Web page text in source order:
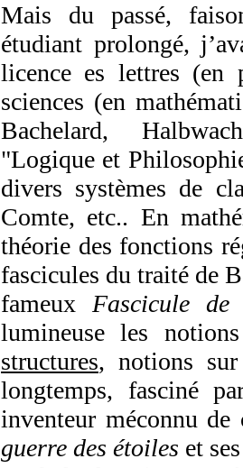
Mais du passé,
étudiant prolongé,
licence es lettres (en
sciences (en
Bachelard,
"Logique et
divers systèmes de
Comte, etc.. En
théorie des fonctions
fascicules du traité de
fameux Fascicule de
lumineuse les
structures, notions
longtemps, fasciné
inventeur méconnu
guerre des étoiles et